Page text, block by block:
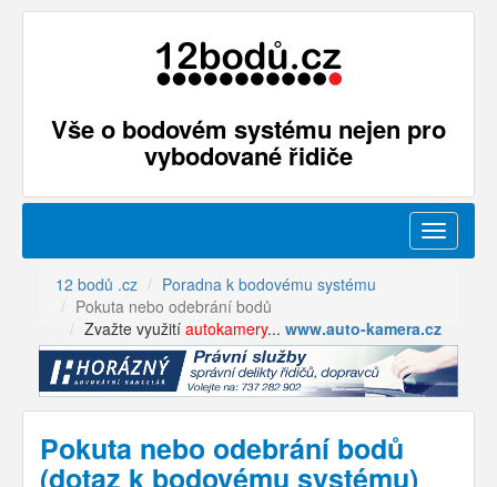
Vše o bodovém systému nejen pro
vybodované řidiče
Menu
12 bodů .cz
Poradna k bodovému systému
Pokuta nebo odebrání bodů
Zvažte využití autokamery... www.auto-kamera.cz
Pokuta nebo odebrání bodů
(dotaz k bodovému systému)